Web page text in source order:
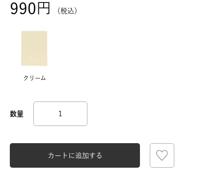
990 税込
クリーム
カートに追加する